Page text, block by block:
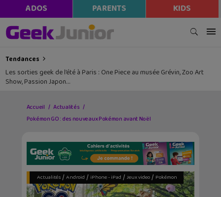
ADOS PARENTS KIDS
Tendances
Les sorties geek de l’été à Paris : One Piece au musée Grévin, Zoo Art
Show, Passion Japon…
Accueil
Actualités
Pokémon GO : des nouveaux Pokémon avant Noël
Actualités/ Android / iPhone - iPad / Jeux video/ Pokémon